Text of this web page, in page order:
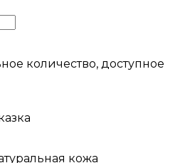
количество, доступное
кожа